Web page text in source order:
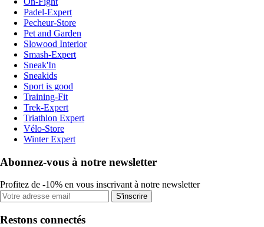
Padel-Expert
Pecheur-Store
Pet and Garden
Slowood Interior
Smash-Expert
Sneak'In
Sneakids
Sport is good
Training-Fit
Trek-Expert
Triathlon Expert
Vélo-Store
Winter Expert
Abonnez-vous à notre newsletter
Profitez de -10% en vous inscrivant à notre newsletter
S'inscrire
Restons connectés